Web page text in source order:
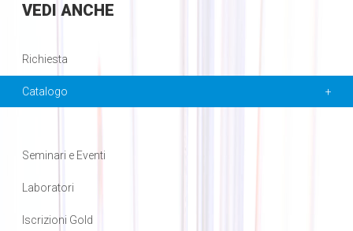
VEDI ANCHE
Richiesta
Catalogo
Seminari e Eventi
Laboratori
Iscrizioni Gold